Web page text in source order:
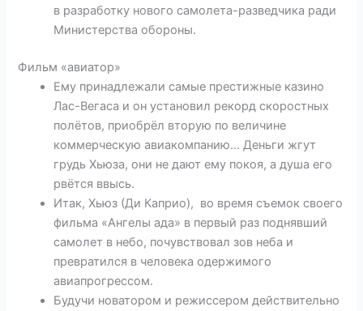
в разработку нового самолета-разведчика ради
Министерства обороны.
Фильм «авиатор»
Ему принадлежали самые престижные казино
Лас-Вегаса и он установил рекорд скоростных
полётов, приобрёл вторую по величине
коммерческую авиакомпанию… Деньги жгут
грудь Хьюза, они не дают ему покоя, а душа его
рвётся ввысь.
Итак, Хьюз (Ди Каприо), во время съемок своего
фильма «Ангелы ада» в первый раз поднявший
самолет в небо, почувствовал зов неба и
превратился в человека одержимого
авиапрогрессом.
Будучи новатором и режиссером действительно